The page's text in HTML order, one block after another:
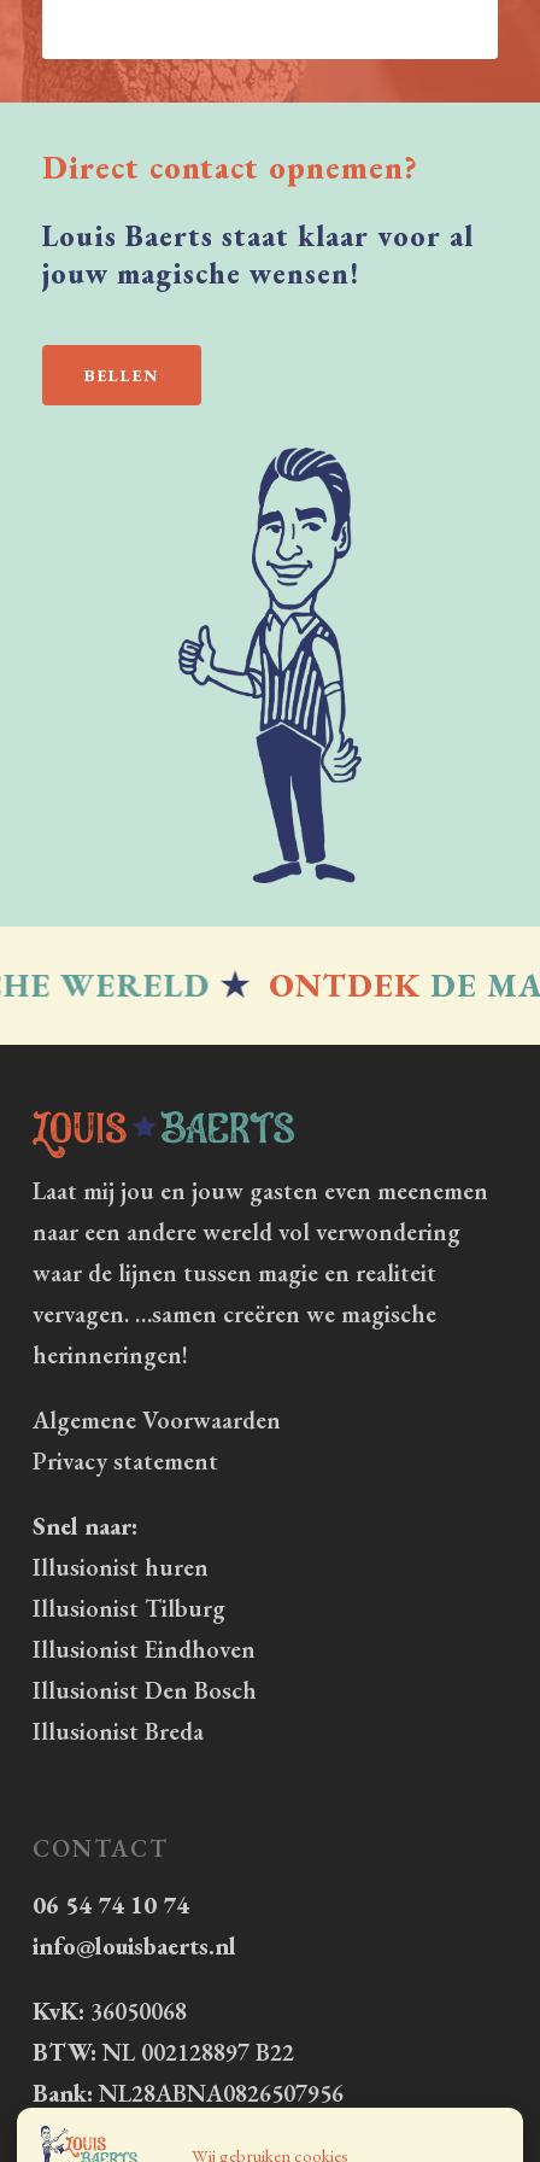
Wij gebruiken cookies
Direct contact opnemen?
Louis Baerts staat klaar voor al
jouw magische wensen!
BELLEN
★ ONTDEKDE
Laat mij jou en jouw gasten even meenemen
naar een andere wereld vol verwondering
waar de lijnen tussen magie en realiteit
vervagen. …samen creëren we magische
herinneringen!
Algemene Voorwaarden
Privacy statement
Snel naar:
Illusionist huren
Illusionist Tilburg
Illusionist Eindhoven
Illusionist Den Bosch
Illusionist Breda
CONTACT
06 54 74 10 74
info@louisbaerts.nl
KvK: 36050068
BTW:NL 002128897 B22
Bank:NL28ABNA0826507956